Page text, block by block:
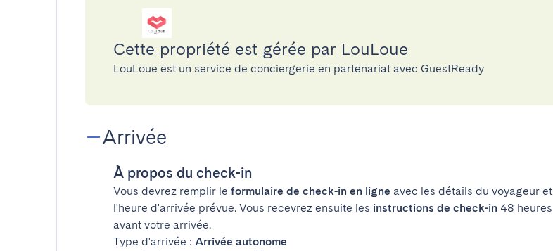
Cette propriété est gérée par LouLoue
LouLoue est un service de conciergerie en partenariat avec GuestReady
Arrivée
À propos du check-in
Vous devrez remplir le formulaire de check-in en ligne avec les détails du voyageur et
l'heure d'arrivée prévue. Vous recevrez ensuite les instructions de check-in 48 heures
avant votre arrivée.
Type d'arrivée : Arrivée autonome